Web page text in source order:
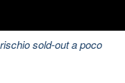
sold-out a poco